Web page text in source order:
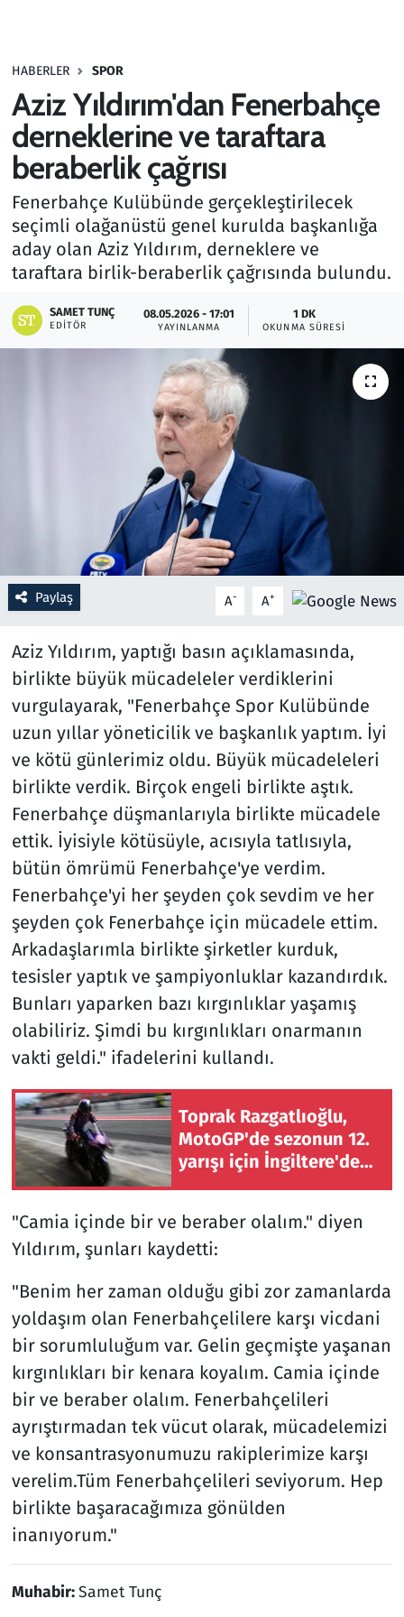
HABERLER SPOR
Aziz Yıldırım'dan Fenerbahçe
derneklerine ve taraftara
beraberlik çağrısı
Fenerbahçe Kulübünde gerçekleştirilecek
seçimli olağanüstü genel kurulda başkanlığa
aday olan Aziz Yıldırım, derneklere ve
taraftara birlik-beraberlik çağrısında bulundu.
SAMET TUNÇ
EDITÖR
08.05.2026 - 17:01
YAYINLANMA
1 DK
OKUNMA SÜRESI
Paylaş A- A+
Aziz Yıldırım, yaptığı basın açıklamasında,
birlikte büyük mücadeleler verdiklerini
vurgulayarak, "Fenerbahçe Spor Kulübünde
uzun yıllar yöneticilik ve başkanlık yaptım. İyi
ve kötü günlerimiz oldu. Büyük mücadeleleri
birlikte verdik. Birçok engeli birlikte aştık.
Fenerbahçe düşmanlarıyla birlikte mücadele
ettik. İyisiyle kötüsüyle, acısıyla tatlısıyla,
bütün ömrümü Fenerbahçe'ye verdim.
Fenerbahçe'yi her şeyden çok sevdim ve her
şeyden çok Fenerbahçe için mücadele ettim.
Arkadaşlarımla birlikte şirketler kurduk,
tesisler yaptık ve şampiyonluklar kazandırdık.
Bunları yaparken bazı kırgınlıklar yaşamış
olabiliriz. Şimdi bu kırgınlıkları onarmanın
vakti geldi." ifadelerini kullandı.
Toprak Razgatlıoğlu,
MotoGP'de sezonun 12.
yarışı için İngiltere'de
"Camia içinde bir ve beraber olalım." diyen
Yıldırım, şunları kaydetti:
"Benim her zaman olduğu gibi zor zamanlarda
yoldaşım olan Fenerbahçelilere karşı vicdani
bir sorumluluğum var. Gelin geçmişte yaşanan
kırgınlıkları bir kenara koyalım. Camia içinde
bir ve beraber olalım. Fenerbahçelileri
ayrıştırmadan tek vücut olarak, mücadelemizi
ve konsantrasyonumuzu rakiplerimize karşı
verelim.Tüm Fenerbahçelileri seviyorum. Hep
birlikte başaracağımıza gönülden
inanıyorum."
Muhabir:Samet Tunç
Haber
Kültür Sanat
Kurumsal Haberler
Lezzet Durağı
Memur ve Kamu
Otomobil
Oyun
Rüya Tabirleri
Savunma Sanayi
Spor
Teknoloji ve Bilim
Televizyon